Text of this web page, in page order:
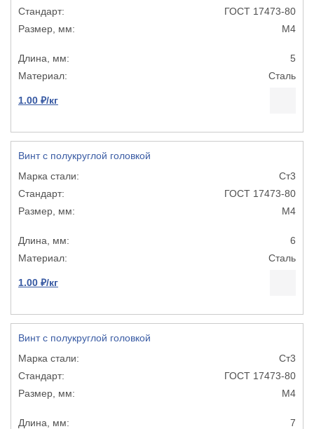
ГОСТ 17473-80
М4
5
Сталь
1.00 ₽/кг
Винт с полукруглой головкой
Ст3
ГОСТ 17473-80
М4
6
Сталь
1.00 ₽/кг
Винт с полукруглой головкой
Ст3
ГОСТ 17473-80
М4
7